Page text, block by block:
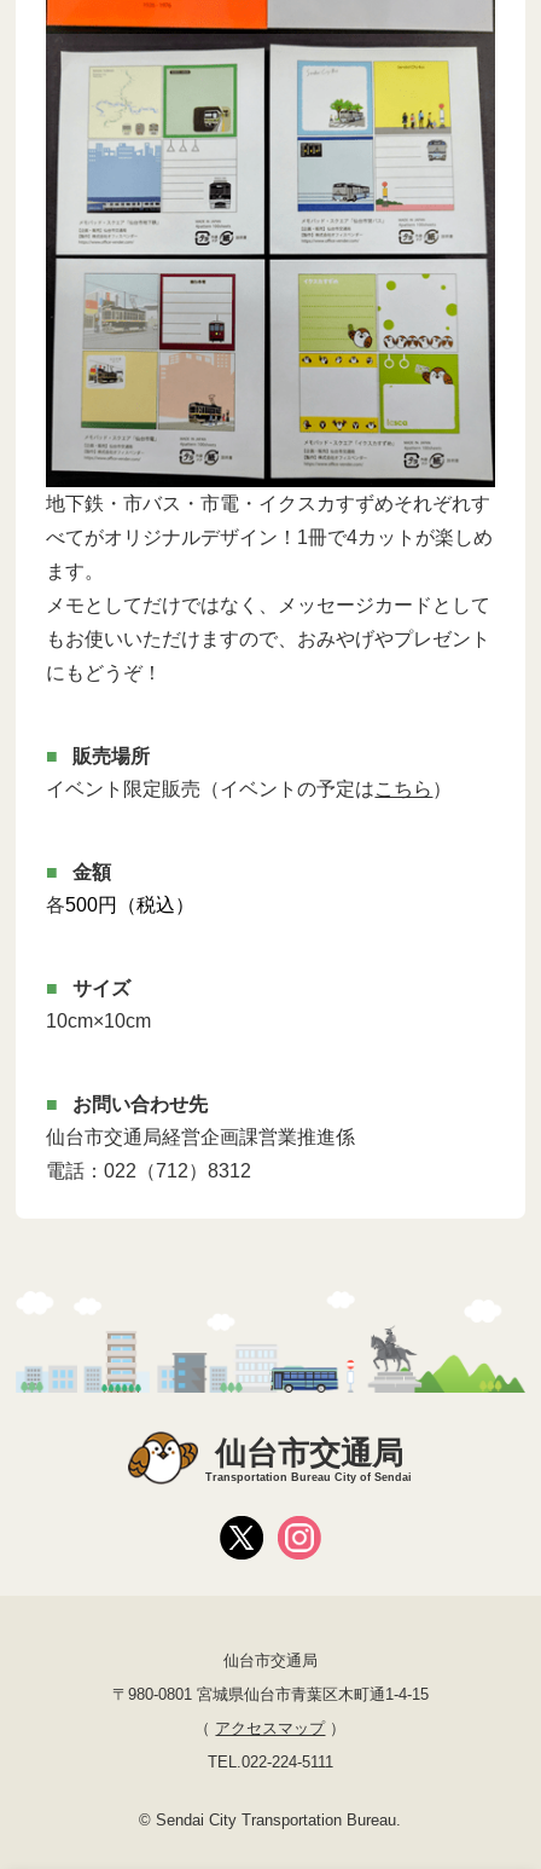
地下鉄・市バス・市電・イクスカすずめそれぞれす
べてがオリジナルデザイン！1冊で4カットが楽しめ
ます。
メモとしてだけではなく、メッセージカードとして
もお使いいただけますので、おみやげやプレゼント
にもどうぞ！
販売場所
イベント限定販売（イベントの予定はこちら ）
金額
各500円（税込）
サイズ
10cm×10cm
お問い合わせ先
仙台市交通局経営企画課営業推進係
電話：022（712）8312
仙台市交通局
Transportation Bureau City of Sendai
仙台市交通局
〒980-0801 宮城県仙台市青葉区木町通1-4-15
（ アクセスマップ）
TEL.022-224-5111
© Sendai City Transportation Bureau.